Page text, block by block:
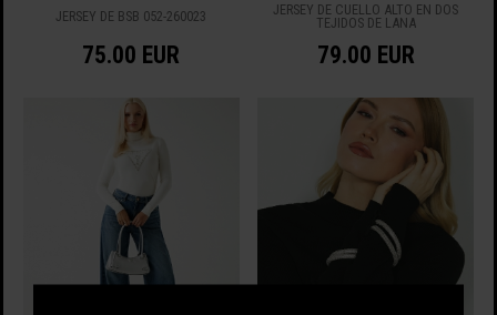
JERSEY DE BSB 052-260023
75.00 EUR
JERSEY DE CUELLO ALTO EN DOS
TEJIDOS DE LANA
79.00 EUR